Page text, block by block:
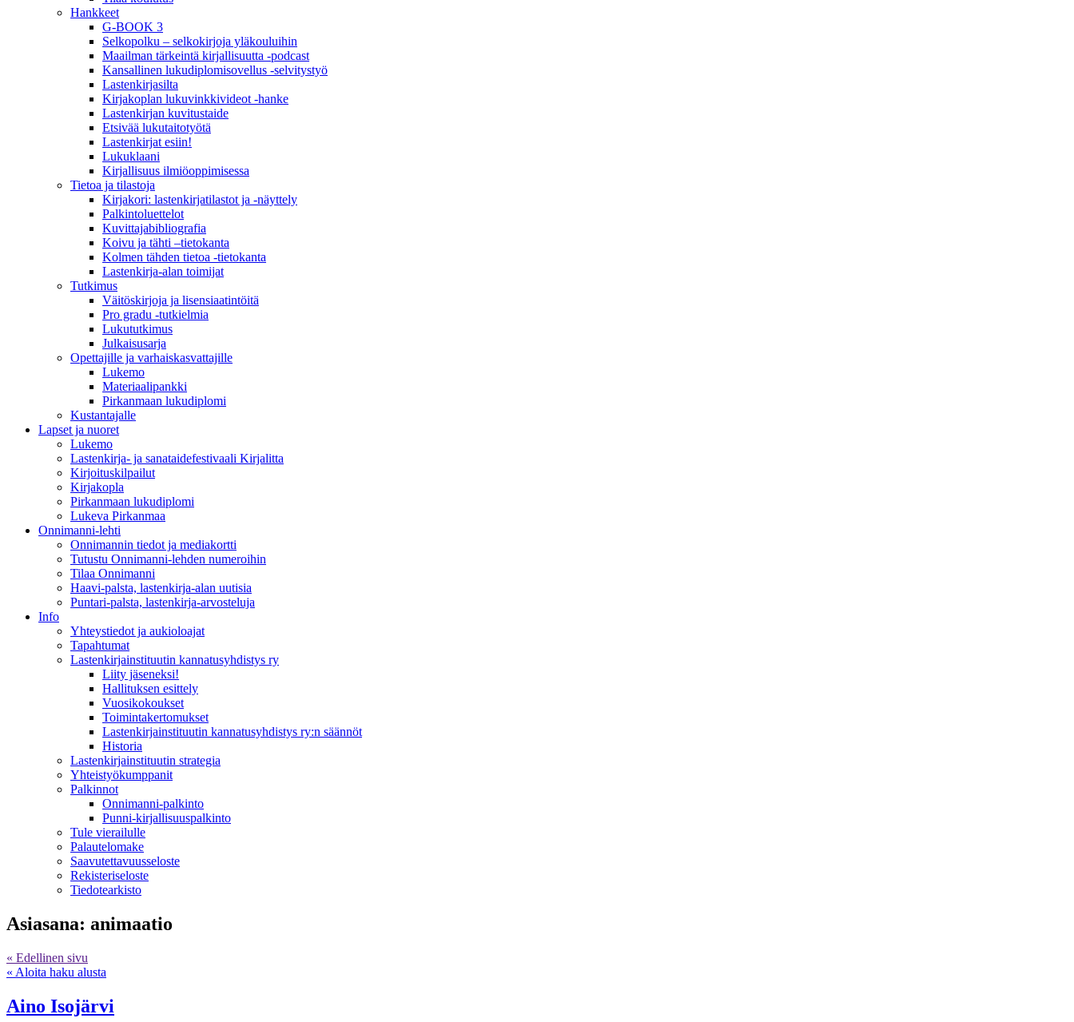
Hankkeet
G-BOOK 3
Selkopolku – selkokirjoja yläkouluihin
Maailman tärkeintä kirjallisuutta -podcast
Kansallinen lukudiplomisovellus -selvitystyö
Lastenkirjasilta
Kirjakoplan lukuvinkkivideot -hanke
Lastenkirjan kuvitustaide
Etsivää lukutaitotyötä
Lastenkirjat esiin!
Lukuklaani
Kirjallisuus ilmiöoppimisessa
Tietoa ja tilastoja
Kirjakori: lastenkirjatilastot ja -näyttely
Palkintoluettelot
Kuvittaja­bibliografia
Koivu ja tähti –tietokanta
Kolmen tähden tietoa -tietokanta
Lastenkirja-alan toimijat
Tutkimus
Väitöskirjoja ja lisensiaatintöitä
Pro gradu -tutkielmia
Lukututkimus
Julkaisusarja
Opettajille ja varhaiskasvattajille
Lukemo
Materiaalipankki
Pirkanmaan lukudiplomi
Kustantajalle
Lapset ja nuoret
Lukemo
Lastenkirja- ja sanataidefestivaali Kirjalitta
Kirjoituskilpailut
Kirjakopla
Pirkanmaan lukudiplomi
Lukeva Pirkanmaa
Onnimanni-lehti
Onnimannin tiedot ja mediakortti
Tutustu Onnimanni-lehden numeroihin
Tilaa Onnimanni
Haavi-palsta, lastenkirja-alan uutisia
Puntari-palsta, lastenkirja-arvosteluja
Info
Yhteystiedot ja aukioloajat
Tapahtumat
Lastenkirjainstituutin kannatusyhdistys ry
Liity jäseneksi!
Hallituksen esittely
Vuosikokoukset
Toimintakertomukset
Lastenkirjainstituutin kannatusyhdistys ry:n säännöt
Historia
Lastenkirjainstituutin strategia
Yhteistyökumppanit
Palkinnot
Onnimanni-palkinto
Punni-kirjallisuuspalkinto
Tule vierailulle
Palautelomake
Saavutettavuusseloste
Rekisteriseloste
Tiedotearkisto
Asiasana: animaatio
« Edellinen sivu
« Aloita haku alusta
Aino Isojärvi